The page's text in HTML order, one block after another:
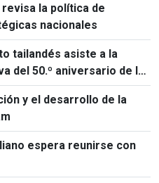
la política de
nacionales
tailandés asiste a la
del 50.º aniversario de las
y el desarrollo de la
espera reunirse con